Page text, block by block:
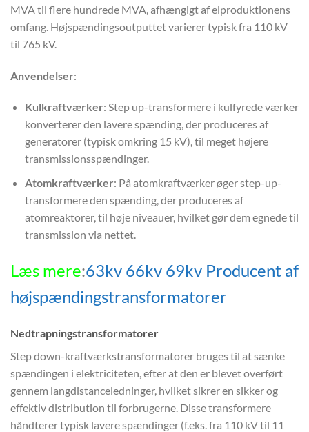
MVA til flere hundrede MVA, afhængigt af elproduktionens
omfang. Højspændingsoutputtet varierer typisk fra 110 kV
til 765 kV.
Anvendelser:
Kulkraftværker: Step up-transformere i kulfyrede værker
konverterer den lavere spænding, der produceres af
generatorer (typisk omkring 15 kV), til meget højere
transmissionsspændinger.
Atomkraftværker: På atomkraftværker øger step-up-
transformere den spænding, der produceres af
atomreaktorer, til høje niveauer, hvilket gør dem egnede til
transmission via nettet.
Læs mere:63kv 66kv 69kv Producent af
højspændingstransformatorer
Nedtrapningstransformatorer
Step down-kraftværkstransformatorer bruges til at sænke
spændingen i elektriciteten, efter at den er blevet overført
gennem langdistanceledninger, hvilket sikrer en sikker og
effektiv distribution til forbrugerne. Disse transformere
håndterer typisk lavere spændinger (f.eks. fra 110 kV til 11